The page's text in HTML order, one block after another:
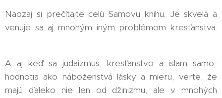
Naozaj si prečítajte celú Samovu knihu. Je skvelá a
venuje sa aj mnohým iným problémom kresťanstva.
A aj keď sa judaizmus, kresťanstvo a islam samo-
hodnotia ako náboženstvá lásky a mieru, verte, že
majú ďaleko nie len od džinizmu, ale v mnohých